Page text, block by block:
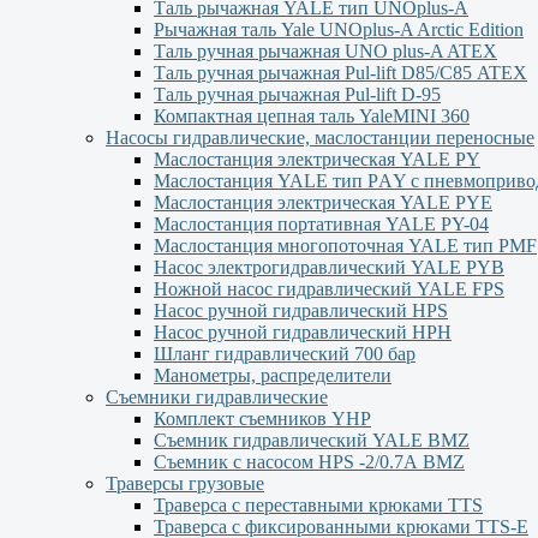
Таль рычажная YALE тип UNOplus-A
Рычажная таль Yale UNOplus-A Arctic Edition
Таль ручная рычажная UNO plus-A ATEX
Таль ручная рычажная Pul-lift D85/С85 ATEX
Таль ручная рычажная Pul-lift D-95
Компактная цепная таль YaleMINI 360
Насосы гидравлические, маслостанции переносные
Маслостанция электрическая YALE PY
Маслостанция YALE тип PАY с
Маслостанция электрическая YALE PYЕ
Маслостанция портативная YALE PY-04
Маслостанция многопоточная YALE тип PMF
Насос электрогидравлический YALE PYB
Ножной насос гидравлический YALE FPS
Насос ручной гидравлический HPS
Насос ручной гидравлический HPН
Шланг гидравлический 700 бар
Манометры, распределители
Съемники гидравлические
Комплект съемников YHP
Съемник гидравлический YALE BMZ
Съемник с насосом HPS -2/0.7А BMZ
Траверсы грузовые
Траверса с переставными крюками TTS
Траверса с фиксированными крюками TTS-Е